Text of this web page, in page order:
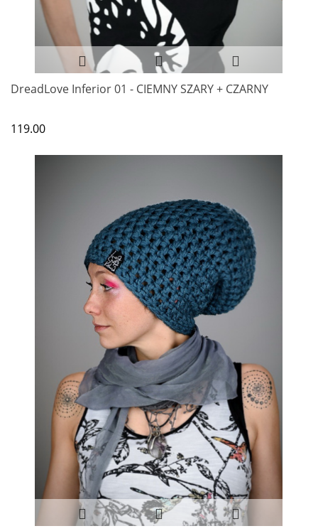
DreadLove Inferior 01 - CIEMNY SZARY + CZARNY
119.00